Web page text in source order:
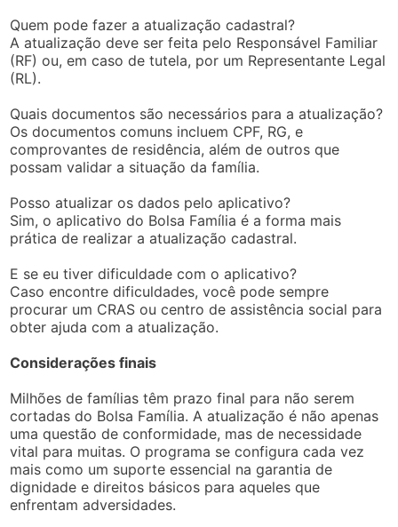
Quem pode fazer a atualização cadastral?
A atualização deve ser feita pelo Responsável Familiar
(RF) ou, em caso de tutela, por um Representante Legal
(RL).
Quais documentos são necessários para a atualização?
Os documentos comuns incluem CPF, RG, e
comprovantes de residência, além de outros que
possam validar a situação da família.
Posso atualizar os dados pelo aplicativo?
Sim, o aplicativo do Bolsa Família é a forma mais
prática de realizar a atualização cadastral.
E se eu tiver dificuldade com o aplicativo?
Caso encontre dificuldades, você pode sempre
procurar um CRAS ou centro de assistência social para
obter ajuda com a atualização.
Considerações finais
Milhões de famílias têm prazo final para não serem
cortadas do Bolsa Família. A atualização é não apenas
uma questão de conformidade, mas de necessidade
vital para muitas. O programa se configura cada vez
mais como um suporte essencial na garantia de
dignidade e direitos básicos para aqueles que
enfrentam adversidades.